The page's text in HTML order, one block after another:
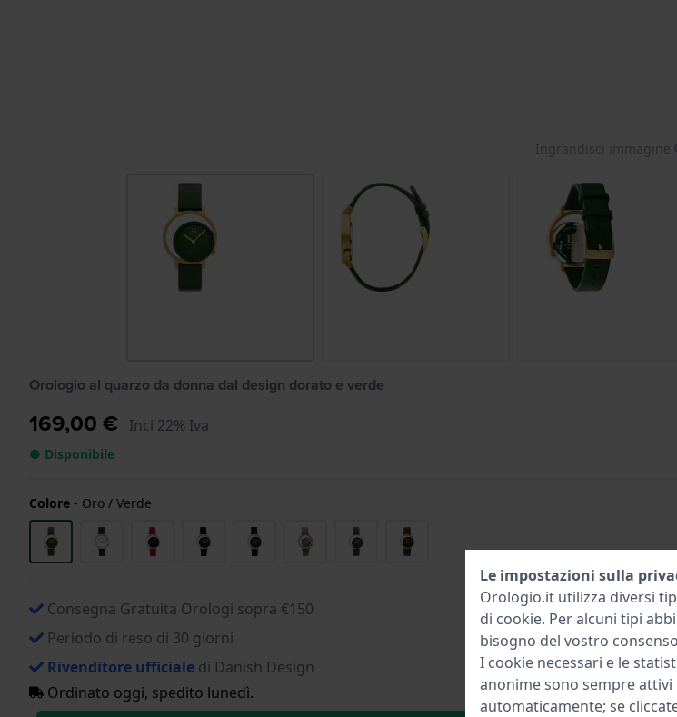
Ingrandisci immagine
Orologio al quarzo da donna dal design dorato e verde
169,00 € Incl 22% Iva
● Disponibile
Colore - Oro / Verde
Consegna Gratuita Orologi sopra €150
Periodo di reso di 30 giorni
Rivenditore ufficiale di Danish Design
Ordinato oggi, spedito lunedì.
Le impostazioni sulla
Orologio.it utilizza diversi
di cookie. Per alcuni tipi
bisogno del vostro
I cookie necessari e le
anonime sono sempre attivi
automaticamente; se